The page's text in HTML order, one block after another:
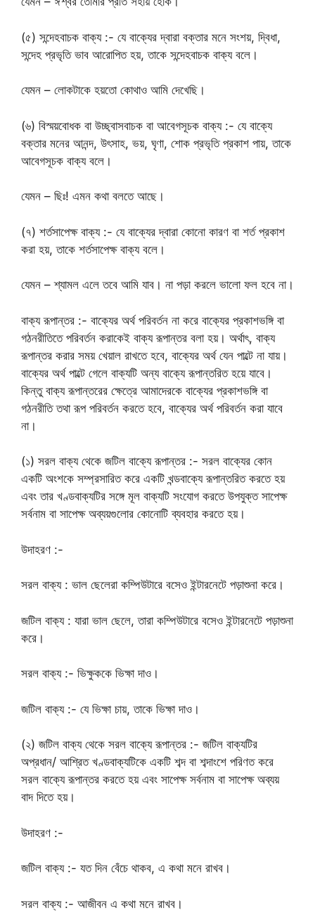
(৫) সন্দেহবাচক বাক্য :- যে বাক্যের দ্বারা বক্তার মনে সংশয়, দ্বিধা,
সন্দেহ প্রভৃতি ভাব আরোপিত হয়, তাকে সন্দেহবাচক বাক্য বলে।
যেমন – লোকটাকে হয়তো কোথাও আমি দেখেছি।
(৬) বিস্ময়বোধক বা উচ্ছ্বাসবাচক বা আবেগসূচক বাক্য :- যে বাক্যে
বক্তার মনের আনন্দ, উৎসাহ, ভয়, ঘৃণা, শোক প্রভৃতি প্রকাশ পায়, তাকে
আবেগসূচক বাক্য বলে।
যেমন – ছিঃ! এমন কথা বলতে আছে।
(৭) শর্তসাপেক্ষ বাক্য :- যে বাক্যের দ্বারা কোনো কারণ বা শর্ত প্রকাশ
করা হয়, তাকে শর্তসাপেক্ষ বাক্য বলে।
যেমন – শ্যামল এলে তবে আমি যাব। না পড়া করলে ভালো ফল হবে না।
বাক্য রূপান্তর :- বাক্যের অর্থ পরিবর্তন না করে বাক্যের প্রকাশভঙ্গি বা
গঠনরীতিতে পরিবর্তন করাকেই বাক্য রূপান্তর বলা হয়। অর্থাৎ, বাক্য
রূপান্তর করার সময় খেয়াল রাখতে হবে, বাক্যের অর্থ যেন পাল্টে না যায়।
বাক্যের অর্থ পাল্টে গেলে বাক্যটি অন্য বাক্যে রূপান্তরিত হয়ে যাবে।
কিন্তু বাক্য রূপান্তরের ক্ষেত্রে আমাদেরকে বাক্যের প্রকাশভঙ্গি বা
গঠনরীতি তথা রূপ পরিবর্তন করতে হবে, বাক্যের অর্থ পরিবর্তন করা যাবে
না।
(১) সরল বাক্য থেকে জটিল বাক্যে রূপান্তর :- সরল বাক্যের কোন
একটি অংশকে সম্প্রসারিত করে একটি খন্ডবাক্যে রূপান্তরিত করতে হয়
এবং তার খণ্ডবাক্যটির সঙ্গে মূল বাক্যটি সংযোগ করতে উপযুক্ত সাপেক্ষ
সর্বনাম বা সাপেক্ষ অব্যয়গুলোর কোনোটি ব্যবহার করতে হয়।
উদাহরণ :-
সরল বাক্য : ভাল ছেলেরা কম্পিউটারে বসেও ইন্টারনেটে পড়াশুনা করে।
জটিল বাক্য : যারা ভাল ছেলে, তারা কম্পিউটারে বসেও ইন্টারনেটে পড়াশুনা
করে।
সরল বাক্য :- ভিক্ষুককে ভিক্ষা দাও।
জটিল বাক্য :- যে ভিক্ষা চায়, তাকে ভিক্ষা দাও।
(২) জটিল বাক্য থেকে সরল বাক্যে রূপান্তর :- জটিল বাক্যটির
অপ্রধান/ আশ্রিত খণ্ডবাক্যটিকে একটি শব্দ বা শব্দাংশে পরিণত করে
সরল বাক্যে রূপান্তর করতে হয় এবং সাপেক্ষ সর্বনাম বা সাপেক্ষ অব্যয়
বাদ দিতে হয়।
উদাহরণ :-
জটিল বাক্য :- যত দিন বেঁচে থাকব, এ কথা মনে রাখব।
সরল বাক্য :- আজীবন এ কথা মনে রাখব।